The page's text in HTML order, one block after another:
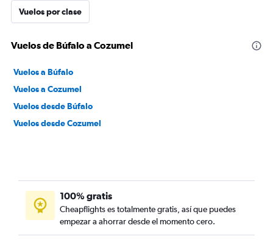
Vuelos por clase
Vuelos de Búfalo a Cozumel
Vuelos a Búfalo
Vuelos a Cozumel
Vuelos desde Búfalo
Vuelos desde Cozumel
100% gratis
Cheapflights es totalmente gratis, así que puedes
empezar a ahorrar desde el momento cero.